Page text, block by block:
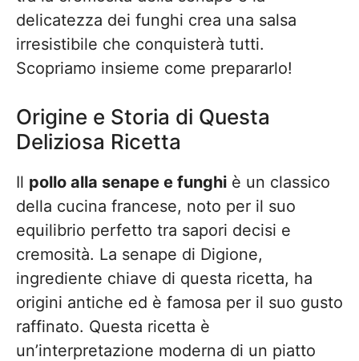
delicatezza dei funghi crea una salsa
irresistibile che conquisterà tutti.
Scopriamo insieme come prepararlo!
Origine e Storia di Questa
Deliziosa Ricetta
Il pollo alla senape e funghi è un classico
della cucina francese, noto per il suo
equilibrio perfetto tra sapori decisi e
cremosità. La senape di Digione,
ingrediente chiave di questa ricetta, ha
origini antiche ed è famosa per il suo gusto
raffinato. Questa ricetta è
un’interpretazione moderna di un piatto